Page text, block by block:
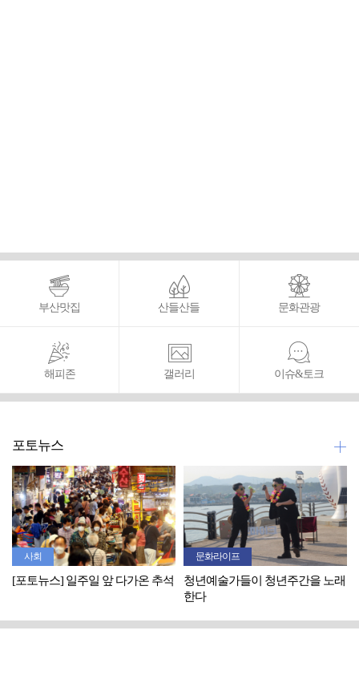
부산맛집 산들산들 문화관광
해피존 갤러리 이슈&토크
포토뉴스
사회
[포토뉴스] 일주일 앞 다가온 추석
문화라이프
청년예술가들이 청년주간을 노래
한다